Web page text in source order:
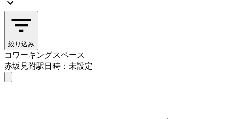
絞り込み
コワーキングスペース
赤坂見附駅日時：未設定